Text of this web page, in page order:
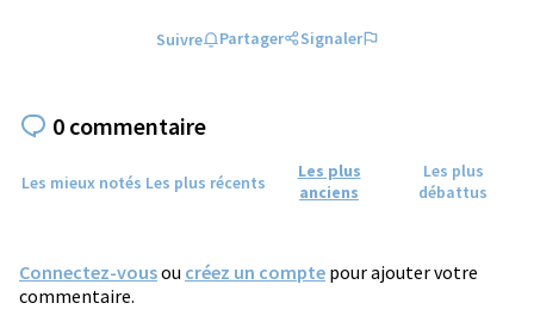
Suivre Partager Signaler
0 commentaire
Les mieux notés Les plus récents
Les plus
anciens
Les plus
débattus
Connectez-vousou créez un compte pour ajouter votre
commentaire.